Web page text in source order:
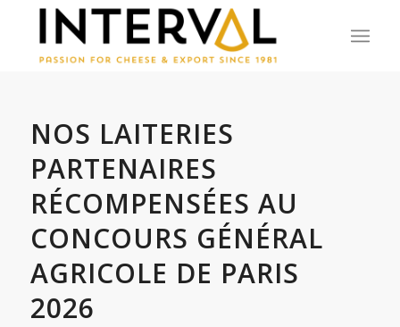
NOS LAITERIES
PARTENAIRES
RÉCOMPENSÉES AU
CONCOURS GÉNÉRAL
AGRICOLE DE PARIS
2026